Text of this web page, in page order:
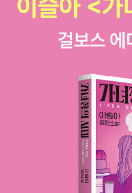
하나 허점만 더 커질 뿐. 하버드
지 마세요ㅜㅜ​📎 '명석한 의식을
었다. 아담에게도 자의식이 생겼
남성의 자의식은 여성이 만들어
하지 못했을 때 여성은 남성을 거
깨운다. 때로는 망신 주기 방식
역할을 맡고 있는 여성이 이런 식
일이 아니다. 오히려 그렇게 하
남성의 자의식을 일깨우는 여성